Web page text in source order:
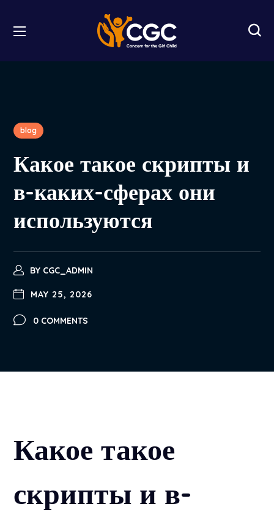
blog
Какое такое скрипты и
в-каких-сферах они
используются
BY CGC_ADMIN
MAY 25, 2026
0 COMMENTS
Какое такое
скрипты и в-